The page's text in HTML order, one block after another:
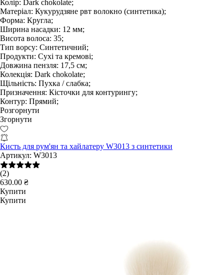
Колір: Dark chokolate;
Матеріал: Кукурудзяне рвт волокно (синтетика);
Форма: Кругла;
Ширина насадки: 12 мм;
Висота волоса: 35;
Тип ворсу: Синтетичний;
Продукти: Сухі та кремові;
Довжина пензля: 17,5 см;
Колекція: Dark chokolate;
Щільність: Пухка / слабка;
Призначення: Кісточки для контурингу;
Контур: Прямий;
Розгорнути
Згорнути
Кисть для рум'ян та хайлатеру W3013 з синтетики
Артикул: W3013
(2)
630.00 ₴
Купити
Купити